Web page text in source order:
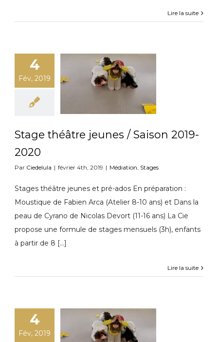
Lire la suite
4
Fév, 2019
Stage théâtre jeunes / Saison 2019-
2020
Par Ciedelula | février 4th, 2019 | Médiation, Stages
Stages théâtre jeunes et pré-ados En préparation :
Moustique de Fabien Arca (Atelier 8-10 ans) et Dans la
peau de Cyrano de Nicolas Devort (11-16 ans) La Cie
propose une formule de stages mensuels (3h), enfants
à partir de 8 [...]
Lire la suite
4
Fév, 2019